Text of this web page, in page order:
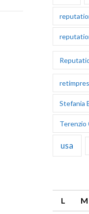
Stefania
Terenzio
usa
L M